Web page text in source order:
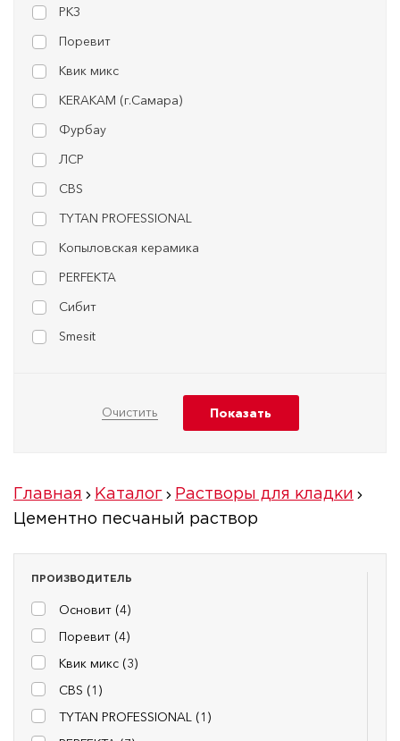
РКЗ
Поревит
Квик микс
KERAKAM (г.Самара)
Фурбау
ЛСР
CBS
TYTAN PROFESSIONAL
Копыловская керамика
PERFEKTA
Сибит
Smesit
Главная Каталог
Растворы для кладки
Цементно песчаный раствор
ПРОИЗВОДИТЕЛЬ
Основит (4)
Поревит (4)
Квик микс (3)
CBS (1 )
TYTAN PROFESSIONAL (1 )